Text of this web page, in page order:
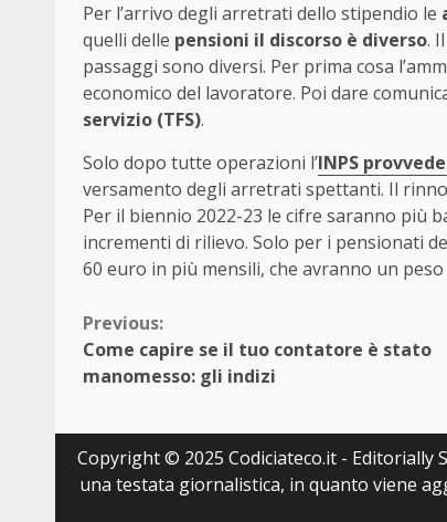
Per l’arrivo degli arretrati dello stipendio le
quelli delle pensioni il discorso è diverso.
passaggi sono diversi. Per prima cosa
economico del lavoratore. Poi dare
servizio (TFS).
Solo dopo tutte operazioni l’INPS
versamento degli arretrati spettanti. Il
Per il biennio 2022-23 le cifre saranno più
incrementi di rilievo. Solo per i pensionati
60 euro in più mensili, che avranno un
Continue
Reading
Previous:
Come capire se il tuo contatore è stato
manomesso: gli indizi
Copyright © 2025 Codiciateco.it - Editorially
una testata giornalistica, in quanto viene